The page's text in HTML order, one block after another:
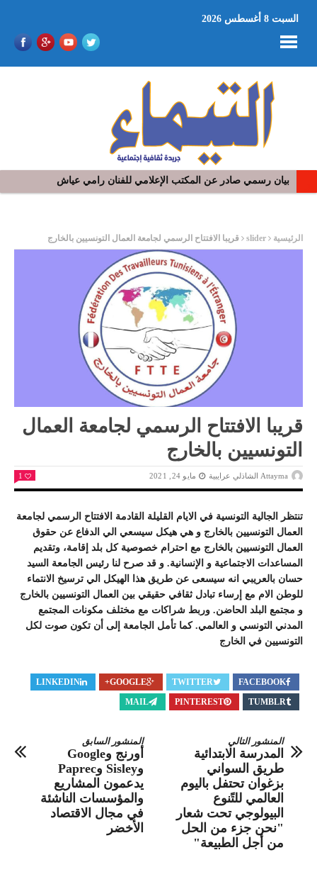
السبت 8 أغسطس 2026
بيان رسمي صادر عن المكتب الإعلامي للفنان رامي عياش
الرئيسية slider قريبا الافتتاح الرسمي لجامعة العمال التونسيين بالخارج
قريبا الافتتاح الرسمي لجامعة العمال
التونسيين بالخارج
Attayma الشاذلي عرايبية مايو 24, 2021 1
تنتظر الجالية التونسية في الايام القليلة القادمة الافتتاح الرسمي لجامعة
العمال التونسيين بالخارج و هي هيكل سيسعي الي الدفاع عن حقوق
العمال التونسيين بالخارج مع احترام خصوصية كل بلد إقامة، وتقديم
المساعدات الاجتماعية و الإنسانية. و قد صرح لنا رئيس الجامعة السيد
حسان بالعريبي انه سيسعى عن طريق هذا الهيكل الي ترسيخ الانتماء
للوطن الام مع إرساء تبادل ثقافي حقيقي بين العمال التونسيين بالخارج
و مجتمع البلد الحاضن. وربط شراكات مع مختلف مكونات المجتمع
المدني التونسي و العالمي. كما تأمل الجامعة إلى أن تكون صوت لكل
التونسيين في الخارج
FACEBOOK
TWITTER
GOOGLE+
LINKEDIN
TUMBLR
PINTEREST
MAIL
المنشور السابق
أورنج وGoogle
وSisley وPaprec
يدعمون المشاريع
والمؤسسات الناشئة
في مجال الاقتصاد
الأخضر
المنشور التالي
المدرسة الابتدائية
طريق السواني
بزغوان تحتفل باليوم
العالمي للتًنوع
البيولوجي تحت شعار
"نحن جزء من الحل
من أجل الطبيعة"